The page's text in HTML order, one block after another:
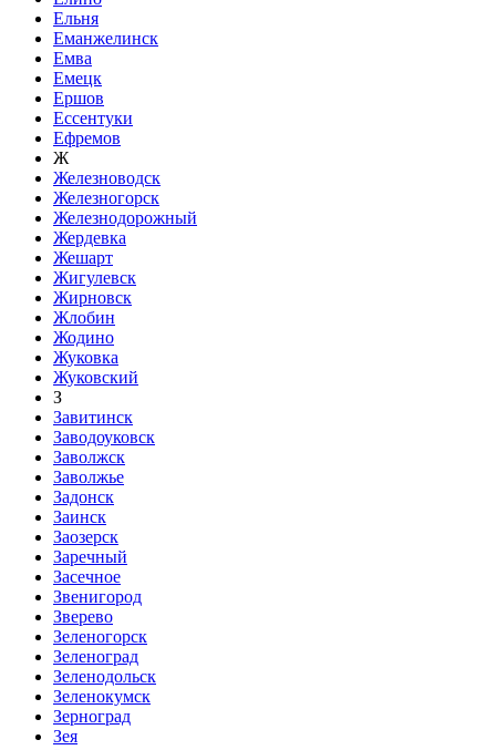
Ельня
Еманжелинск
Емва
Емецк
Ершов
Ессентуки
Ефремов
Ж
Железноводск
Железногорск
Железнодорожный
Жердевка
Жешарт
Жигулевск
Жирновск
Жлобин
Жодино
Жуковка
Жуковский
З
Завитинск
Заводоуковск
Заволжск
Заволжье
Задонск
Заинск
Заозерск
Заречный
Засечное
Звенигород
Зверево
Зеленогорск
Зеленоград
Зеленодольск
Зеленокумск
Зерноград
Зея